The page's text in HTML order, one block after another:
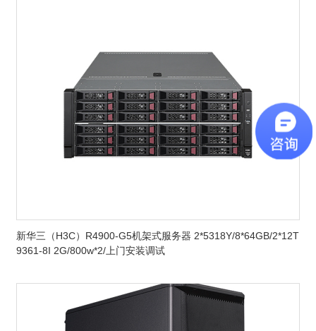
新华三（H3C）R4900-G5机架式服务器 2*5318Y/8*64GB/2*12T
9361-8I 2G/800w*2/上门安装调试